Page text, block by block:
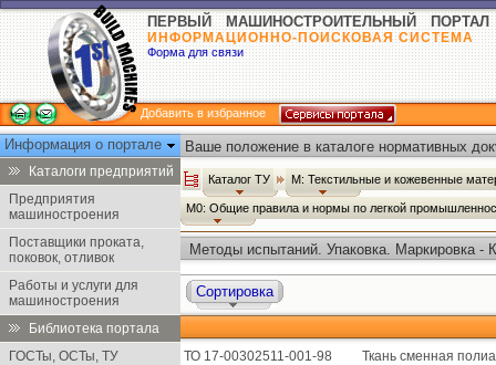
ПЕРВЫЙ МАШИНОСТРОИТЕЛЬНЫЙ ПОРТАЛ
ИНФОРМАЦИОННО-ПОИСКОВАЯ СИСТЕМА
Форма для связи
Добавить в избранное
Информация о портале
Каталоги предприятий
Предприятия
машиностроения
Поставщики проката,
поковок, отливок
Работы и услуги для
машиностроения
Библиотека портала
ГОСТы, ОСТы, ТУ
Ваше положение в каталоге нормативных
Каталог ТУ М: Текстильные и кожевенные
М0: Общие правила и нормы по легкой
Методы испытаний. Упаковка. Маркировка -
Сортировка
ТО 17-00302511-001-98
Ткань сменная